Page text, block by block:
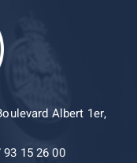
Albert 1er,
15 26 00